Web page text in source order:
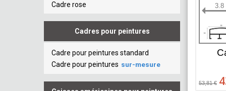
Cadre rose
Cadres pour peintures
Cadre pour peintures standard
Cadre pour peintures sur-mesure
3.8
53,81 €